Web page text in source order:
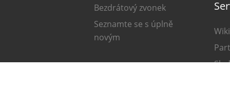
Bezdrátový zvonek
Seznamte se s úplně
novým
Wiki